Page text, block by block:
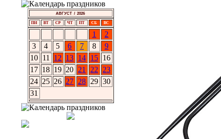
АВГУСТ / 2026
ПН ВТ СР ЧТ ПТ СБ ВС
1
2
3
4 5 6 7 8
9
10 11 12 13 14 15 16
17 18 19 20 21 22
23
24 25 26 27 28 29 30
31